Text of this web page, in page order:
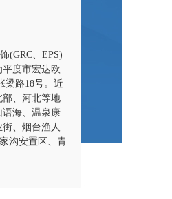
(GRC、EPS)
度市宏达欧
梁路18号。近
、河北等地
语海、温泉康
、烟台渔人
沟安置区、青